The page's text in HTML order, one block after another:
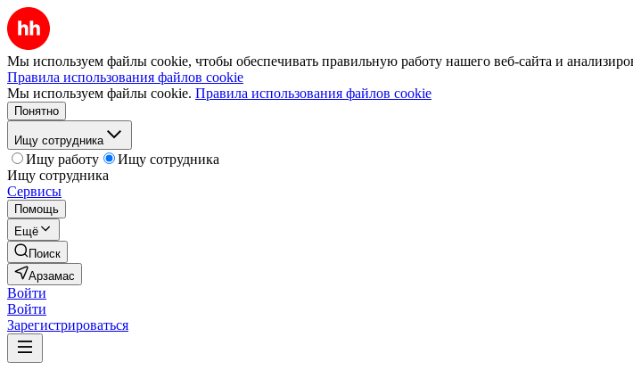
Мы используем файлы cookie, чтобы обеспечивать правильную работу нашего веб-сайта и
Правила использования файлов cookie
Мы используем файлы cookie. Правила использования файлов cookie
Понятно
Ищу сотрудника
Ищу работу
Ищу сотрудника
Ищу сотрудника
Сервисы
Помощь
Ещё
Поиск
Арзамас
Войти
Войти
Зарегистрироваться